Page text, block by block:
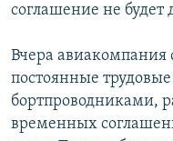
соглашение не будет
Вчера авиакомпания
постоянные
бортпроводниками,
временных